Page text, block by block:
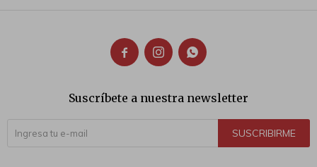
  
Suscríbete a nuestra newsletter
SUSCRIBIRME